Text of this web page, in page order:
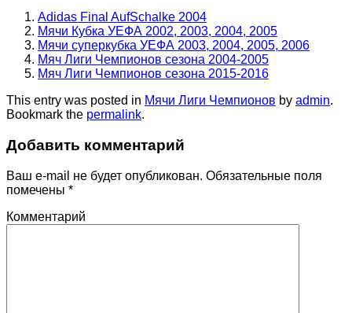
Adidas Final AufSchalke 2004
Мячи Кубка УЕФА 2002, 2003, 2004, 2005
Мячи суперкубка УЕФА 2003, 2004, 2005, 2006
Мяч Лиги Чемпионов сезона 2004-2005
Мяч Лиги Чемпионов сезона 2015-2016
This entry was posted in Мячи Лиги Чемпионов by admin.
Bookmark the permalink.
Добавить комментарий
Ваш e-mail не будет опубликован. Обязательные поля
помечены *
Комментарий